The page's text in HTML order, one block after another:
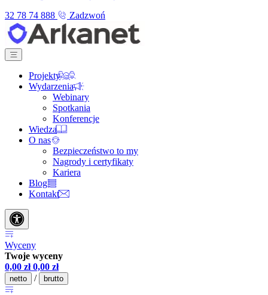
32 78 74 888
Zadzwoń
Projekty
Wydarzenia
Webinary
Spotkania
Konferencje
Wiedza
O nas
Bezpieczeństwo to my
Nagrody i certyfikaty
Kariera
Blog
Kontakt
Wyceny
Twoje wyceny
0,00 zł 0,00 zł
netto / brutto